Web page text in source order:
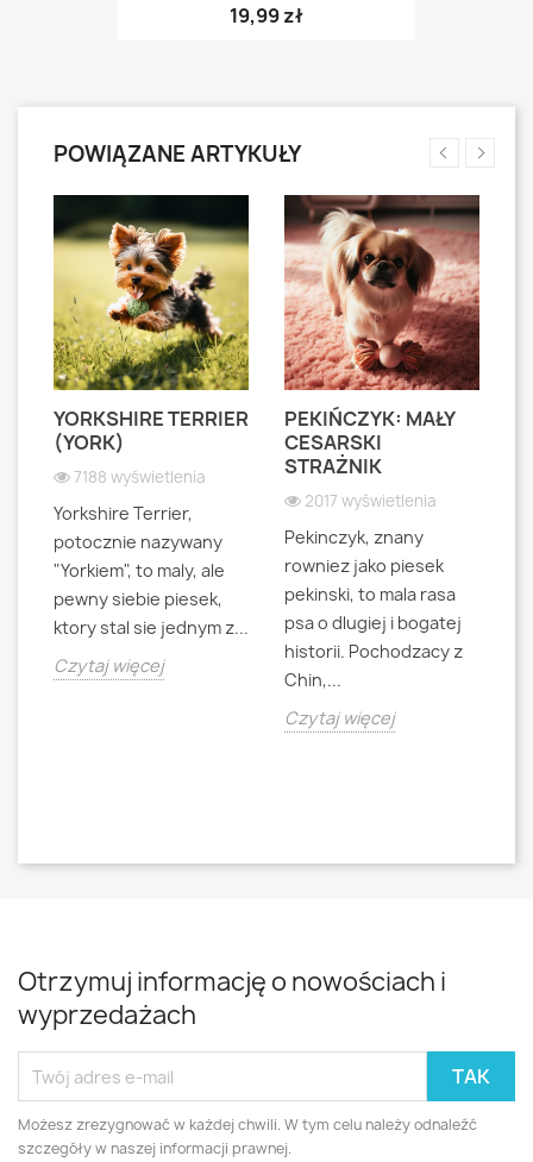
19,99 zł
POWIĄZANE ARTYKUŁY
YORKSHIRE TERRIER
(YORK)
7188 wyświetlenia
Yorkshire Terrier,
potocznie nazywany
"Yorkiem", to maly, ale
pewny siebie piesek,
ktory stal sie jednym z...
Czytaj więcej
PEKIŃCZYK: MAŁY
CESARSKI
STRAŻNIK
2017 wyświetlenia
Pekinczyk, znany
rowniez jako piesek
pekinski, to mala rasa
psa o dlugiej i bogatej
historii. Pochodzacy z
Chin,...
Czytaj więcej
Otrzymuj informację o nowościach i
wyprzedażach
Możesz zrezygnować w każdej chwili. W tym celu należy odnaleźć
szczegóły w naszej informacji prawnej.